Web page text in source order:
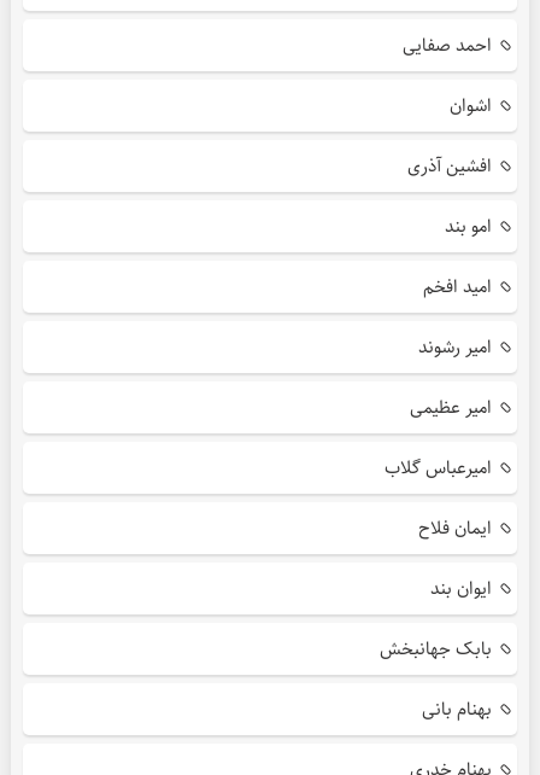
احمد صفایی
اشوان
افشین آذری
امو بند
امید افخم
امیر رشوند
امیر عظیمی
امیرعباس گلاب
ایمان فلاح
ایوان بند
بابک جهانبخش
بهنام بانی